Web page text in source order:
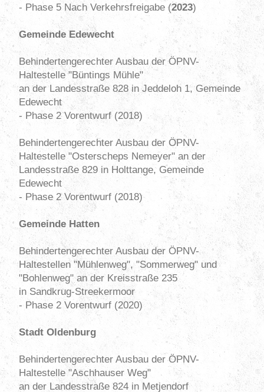
- Phase 5 Nach Verkehrsfreigabe (2023)
Gemeinde Edewecht
Behindertengerechter Ausbau der ÖPNV-
Haltestelle "Büntings Mühle"
an der Landesstraße 828 in Jeddeloh 1, Gemeinde
Edewecht
- Phase 2 Vorentwurf (2018)
Behindertengerechter Ausbau der ÖPNV-
Haltestelle "Osterscheps Nemeyer" an der
Landesstraße 829 in Holttange, Gemeinde
Edewecht
- Phase 2 Vorentwurf (2018)
Gemeinde Hatten
Behindertengerechter Ausbau der ÖPNV-
Haltestellen "Mühlenweg", "Sommerweg" und
"Bohlenweg" an der Kreisstraße 235
in Sandkrug-Streekermoor
- Phase 2 Vorentwurf (2020)
Stadt Oldenburg
Behindertengerechter Ausbau der ÖPNV-
Haltestelle "Aschhauser Weg"
an der Landesstraße 824 in Metjendorf